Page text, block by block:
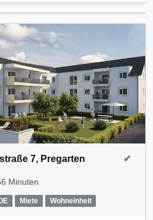
7, Pregarten
Minuten
Miete Wohneinheit
✔